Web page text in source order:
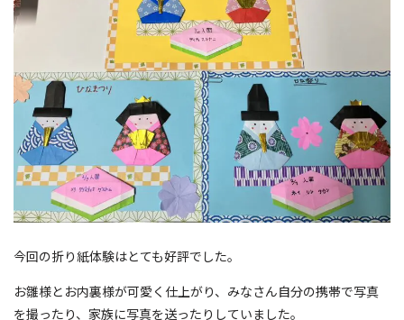
今回の折り紙体験はとても好評でした。
お雛様とお内裏様が可愛く仕上がり、みなさん自分の携帯で写真
を撮ったり、家族に写真を送ったりしていました。